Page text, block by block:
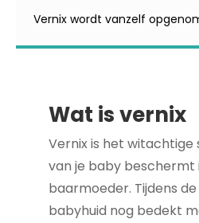
Vernix wordt vanzelf
Wat is vernix
Vernix is het witachtige
van je baby beschermt
baarmoeder. Tijdens
babyhuid nog bedekt